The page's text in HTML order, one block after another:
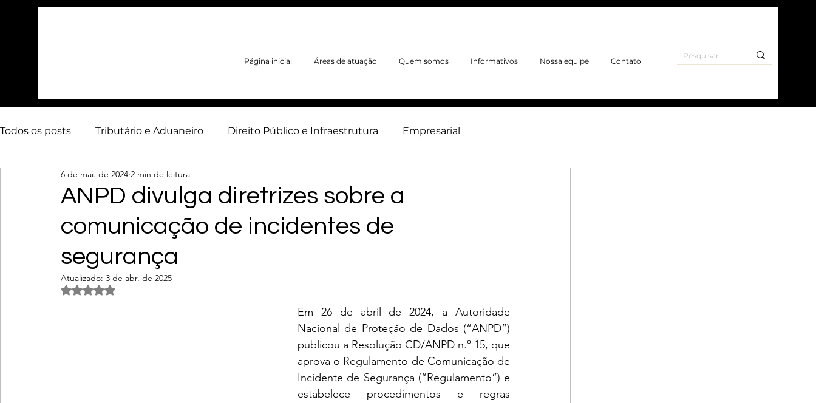
Página inicial Áreas de atuação Quem somos Informativos Nossa equipe Contato
Todos os posts Tributário e Aduaneiro Direito Público e Infraestrutura Empresarial
Contencioso Estratégico Arbitragem
Energia Artigos Infraestrutura
ANPD divulga diretrizes sobre a
comunicação de incidentes de
segurança
6 de mai. de 2024 2 min de leitura
Atualizado: 3 de abr. de 2025
Avaliado com NaN de 5 estrelas.
Em 26 de abril de 2024, a Autoridade
Nacional de Proteção de Dados (“ANPD”)
publicou a Resolução CD/ANPD n.º 15, que
aprova o Regulamento de Comunicação de
Incidente de Segurança (“Regulamento”) e
estabelece procedimentos e regras